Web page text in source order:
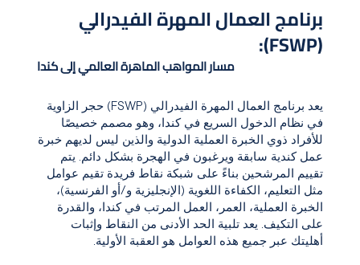
برنامج العمال المهرة الفيدرالي
(FSWP):
مسار المواهب الماهرة العالمي إلى كندا
يعد برنامج العمال المهرة الفيدرالي (FSWP) حجر الزاوية
في نظام الدخول السريع في كندا، وهو مصمم خصيصًا
للأفراد ذوي الخبرة العملية الدولية والذين ليس لديهم خبرة
عمل كندية سابقة ويرغبون في الهجرة بشكل دائم. يتم
تقييم المرشحين بناءً على شبكة نقاط فريدة تقيم عوامل
مثل التعليم، الكفاءة اللغوية (الإنجليزية و/أو الفرنسية)،
الخبرة العملية، العمر، العمل المرتب في كندا، والقدرة
على التكيف. يعد تلبية الحد الأدنى من النقاط وإثبات
أهليتك عبر جميع هذه العوامل هو العقبة الأولية.